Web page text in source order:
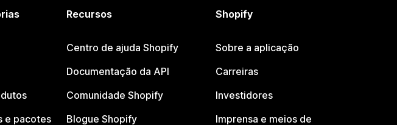
e pacotes
Recursos
Centro de ajuda Shopify
Documentação da API
Comunidade Shopify
Blogue Shopify
Shopify
Sobre a aplicação
Carreiras
Investidores
Imprensa e meios de